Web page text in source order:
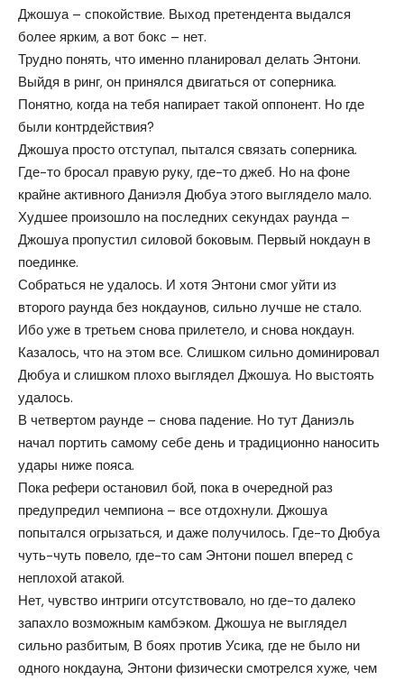
Джошуа – спокойствие. Выход претендента выдался
более ярким, а вот бокс – нет.
Трудно понять, что именно планировал делать Энтони.
Выйдя в ринг, он принялся двигаться от соперника.
Понятно, когда на тебя напирает такой оппонент. Но где
были контрдействия?
Джошуа просто отступал, пытался связать соперника.
Где-то бросал правую руку, где-то джеб. Но на фоне
крайне активного Даниэля Дюбуа этого выглядело мало.
Худшее произошло на последних секундах раунда –
Джошуа пропустил силовой боковым. Первый нокдаун в
поединке.
Собраться не удалось. И хотя Энтони смог уйти из
второго раунда без нокдаунов, сильно лучше не стало.
Ибо уже в третьем снова прилетело, и снова нокдаун.
Казалось, что на этом все. Слишком сильно доминировал
Дюбуа и слишком плохо выглядел Джошуа. Но выстоять
удалось.
В четвертом раунде – снова падение. Но тут Даниэль
начал портить самому себе день и традиционно наносить
удары ниже пояса.
Пока рефери остановил бой, пока в очередной раз
предупредил чемпиона – все отдохнули. Джошуа
попытался огрызаться, и даже получилось. Где-то Дюбуа
чуть-чуть повело, где-то сам Энтони пошел вперед с
неплохой атакой.
Нет, чувство интриги отсутствовало, но где-то далеко
запахло возможным камбэком. Джошуа не выглядел
сильно разбитым, В боях против Усика, где не было ни
одного нокдауна, Энтони физически смотрелся хуже, чем